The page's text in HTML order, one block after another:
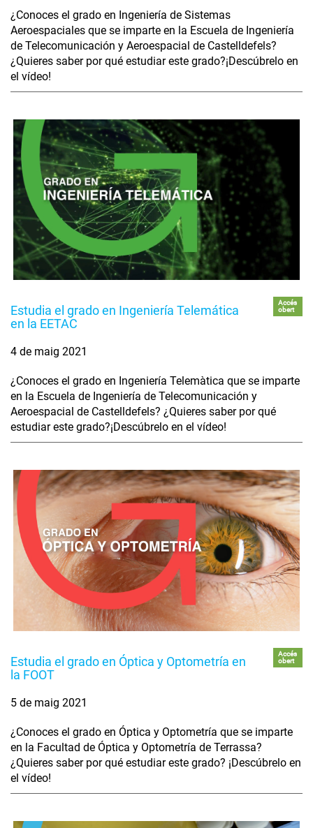
¿Conoces el grado en Ingeniería de Sistemas
Aeroespaciales que se imparte en la Escuela de Ingeniería
de Telecomunicación y Aeroespacial de Castelldefels?
¿Quieres saber por qué estudiar este grado?¡Descúbrelo en
el vídeo!
Estudia el grado en Ingeniería Telemática
en la EETAC
Accés
obert
4 de maig 2021
¿Conoces el grado en Ingeniería Telemàtica que se imparte
en la Escuela de Ingeniería de Telecomunicación y
Aeroespacial de Castelldefels? ¿Quieres saber por qué
estudiar este grado?¡Descúbrelo en el vídeo!
Estudia el grado en Óptica y Optometría en
la FOOT
Accés
obert
5 de maig 2021
¿Conoces el grado en Óptica y Optometría que se imparte
en la Facultad de Óptica y Optometría de Terrassa?
¿Quieres saber por qué estudiar este grado? ¡Descúbrelo en
el vídeo!